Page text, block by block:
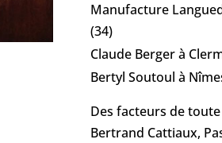
Manufacture
(34)
Claude Berger à
Bertyl Soutoul à
Des facteurs de
Bertrand Cattiaux,